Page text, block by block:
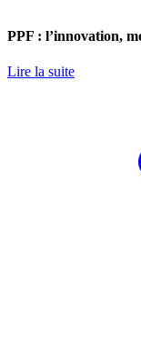
PPF : l’innovation,
Lire la suite